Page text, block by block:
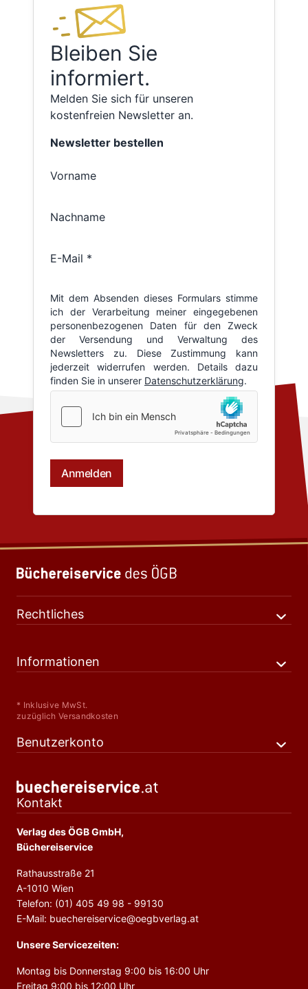
Bleiben Sie
informiert.
Melden Sie sich für unseren
kostenfreien Newsletter an.
Rechtliches
Informationen
* Inklusive MwSt.
zuzüglich Versandkosten
Benutzerkonto
Kontakt
Verlag des ÖGB GmbH,
Büchereiservice
Rathausstraße 21
A-1010 Wien
Telefon: (01) 405 49 98 - 99130
E-Mail: buechereiservice@oegbverlag.at
Unsere Servicezeiten:
Montag bis Donnerstag 9:00 bis 16:00 Uhr
Freitag 9:00 bis 12:00 Uhr